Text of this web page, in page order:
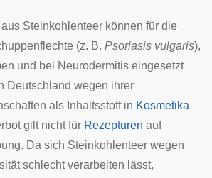
aus Steinkohlenteer können für die
(z. B. Psoriasis vulgaris),
und bei Neurodermitis eingesetzt
Deutschland wegen ihrer
als Inhaltsstoff in Kosmetika
gilt nicht für Rezepturen auf
Da sich Steinkohlenteer wegen
schlecht verarbeiten lässt,